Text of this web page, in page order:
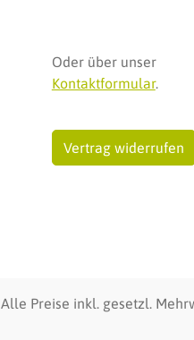
Oder über unser
Kontaktformular.
Vertrag widerrufen
Alle Preise inkl. gesetzl.